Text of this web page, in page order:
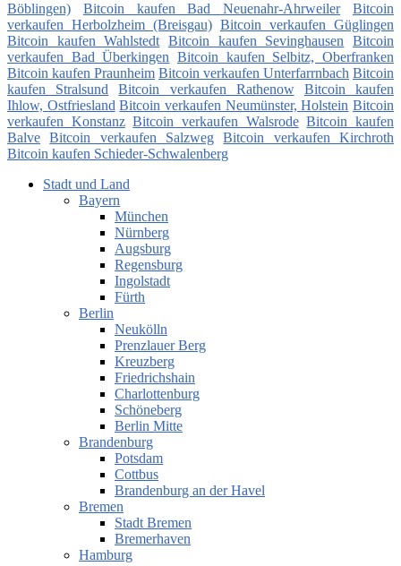
Böblingen)
Bitcoin kaufen Bad Neuenahr-Ahrweiler
Bitcoin
verkaufen Herbolzheim (Breisgau) Bitcoin verkaufen Güglingen
Bitcoin kaufen Wahlstedt Bitcoin kaufen Sevinghausen
Bitcoin
verkaufen Bad Überkingen Bitcoin kaufen Selbitz, Oberfranken
Bitcoin kaufen Praunheim Bitcoin verkaufen Unterfarrnbach Bitcoin
kaufen Stralsund
Bitcoin verkaufen Rathenow
Bitcoin kaufen
Ihlow, Ostfriesland Bitcoin verkaufen Neumünster, Holstein Bitcoin
verkaufen Konstanz Bitcoin verkaufen Walsrode Bitcoin kaufen
Balve
Bitcoin verkaufen Salzweg
Bitcoin verkaufen Kirchroth
Bitcoin kaufen Schieder-Schwalenberg
Stadt und Land
Bayern
München
Nürnberg
Augsburg
Regensburg
Ingolstadt
Fürth
Berlin
Neukölln
Prenzlauer Berg
Kreuzberg
Friedrichshain
Charlottenburg
Schöneberg
Berlin Mitte
Brandenburg
Potsdam
Cottbus
Brandenburg an der Havel
Bremen
Stadt Bremen
Bremerhaven
Hamburg